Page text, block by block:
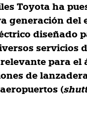
Toyota ha
generación del
diseñado
servicios
para
de
(